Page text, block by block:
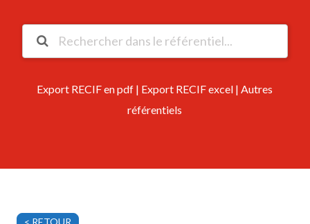
Export RECIF en pdf | Export RECIF excel |Autres
référentiels
< RETOUR